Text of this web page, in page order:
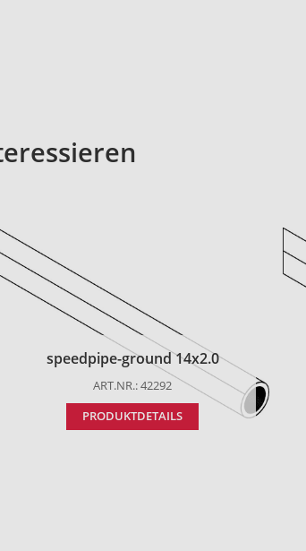
speedpipe-ground 14x2.0
ART.NR.: 42292
PRODUKTDETAILS